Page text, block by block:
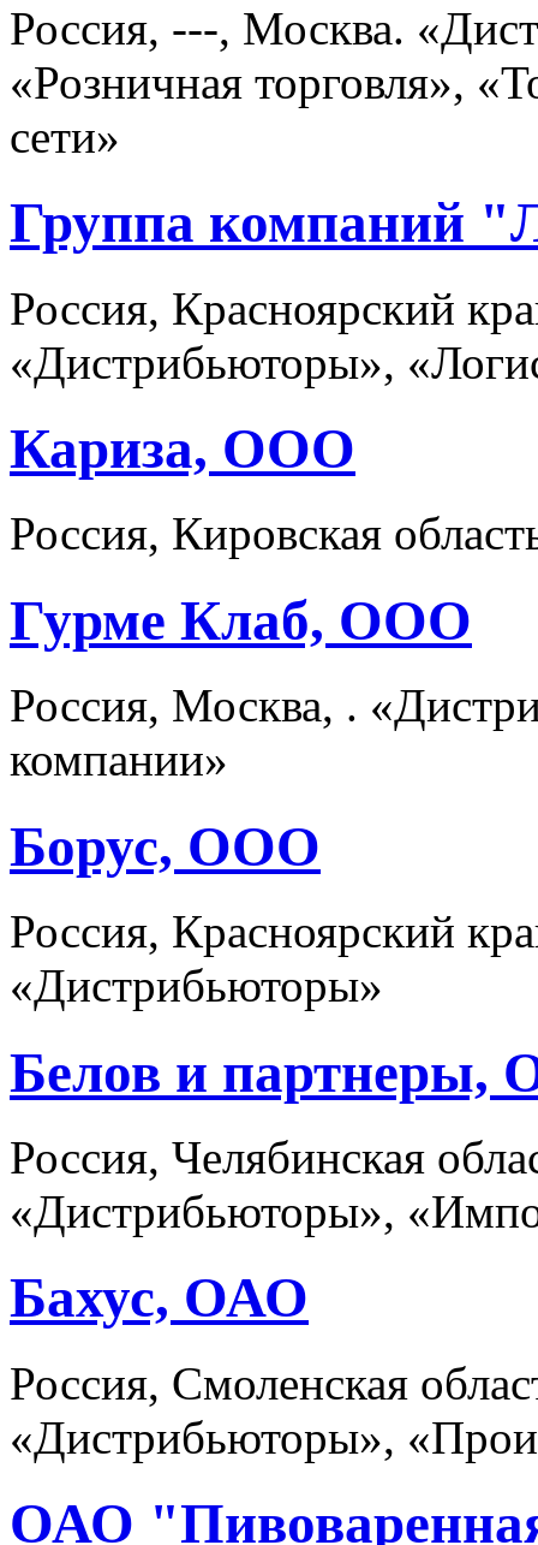
Россия, ---, Москва.
«Розничная торговля»,
сети»
Группа компаний
Россия, Красноярский
«Дистрибьюторы»,
Кариза, ООО
Россия, Кировская
Гурме Клаб, ООО
Россия, Москва, .
компании»
Борус, ООО
Россия, Красноярский
«Дистрибьюторы»
Белов и партнеры,
Россия, Челябинская
«Дистрибьюторы»,
Бахус, ОАО
Россия, Смоленская
«Дистрибьюторы»,
ОАО